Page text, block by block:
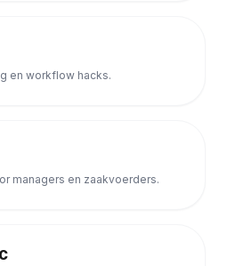
en workflow hacks.
managers en zaakvoerders.